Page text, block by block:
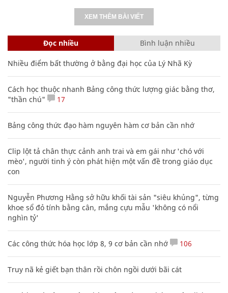
XEM THÊM BÀI VIẾT
Đọc nhiều Bình luận nhiều
Nhiều điểm bất thường ở bằng đại học của Lý Nhã Kỳ
Cách học thuộc nhanh Bảng công thức lượng giác bằng thơ,
"thần chú"
17
Bảng công thức đạo hàm nguyên hàm cơ bản cần nhớ
Clip lột tả chân thực cảnh anh trai và em gái như 'chó với
mèo', người tinh ý còn phát hiện một vấn đề trong giáo dục
con
Nguyễn Phương Hằng sở hữu khối tài sản "siêu khủng", từng
khoe sổ đỏ tính bằng cân, mắng cựu mẫu 'không có nổi
nghìn tỷ'
Các công thức hóa học lớp 8, 9 cơ bản cần nhớ 106
Truy nã kẻ giết bạn thân rồi chôn ngồi dưới bãi cát